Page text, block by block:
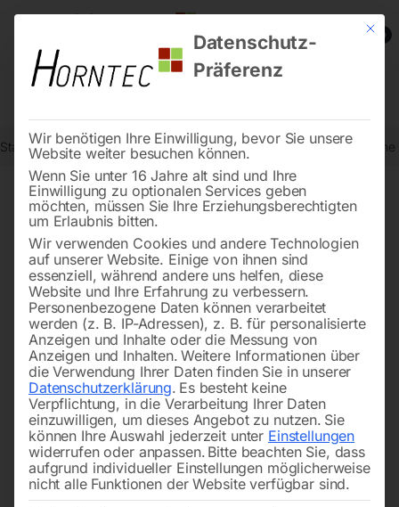
0
Start Metallbearbeitung Bohr- und Fräsmaschinen
Mit
Datenschutz-
Präferenz
Wir benötigen Ihre Einwilligung, bevor Sie unsere
Website weiter besuchen können.
Wenn Sie unter 16 Jahre alt sind und Ihre
Einwilligung zu optionalen Services geben
möchten, müssen Sie Ihre Erziehungsberechtigten
um Erlaubnis bitten.
Wir verwenden Cookies und andere Technologien
auf unserer Website. Einige von ihnen sind
essenziell, während andere uns helfen, diese
Website und Ihre Erfahrung zu verbessern.
Personenbezogene Daten können verarbeitet
werden (z. B. IP-Adressen), z. B. für personalisierte
Anzeigen und Inhalte oder die Messung von
Anzeigen und Inhalten. Weitere Informationen über
die Verwendung Ihrer Daten finden Sie in unserer
Datenschutzerklärung. Es besteht keine
Verpflichtung, in die Verarbeitung Ihrer Daten
einzuwilligen, um dieses Angebot zu nutzen. Sie
können Ihre Auswahl jederzeit unter Einstellungen
widerrufen oder anpassen. Bitte beachten Sie, dass
aufgrund individueller Einstellungen möglicherweise
nicht alle Funktionen der Website verfügbar sind.